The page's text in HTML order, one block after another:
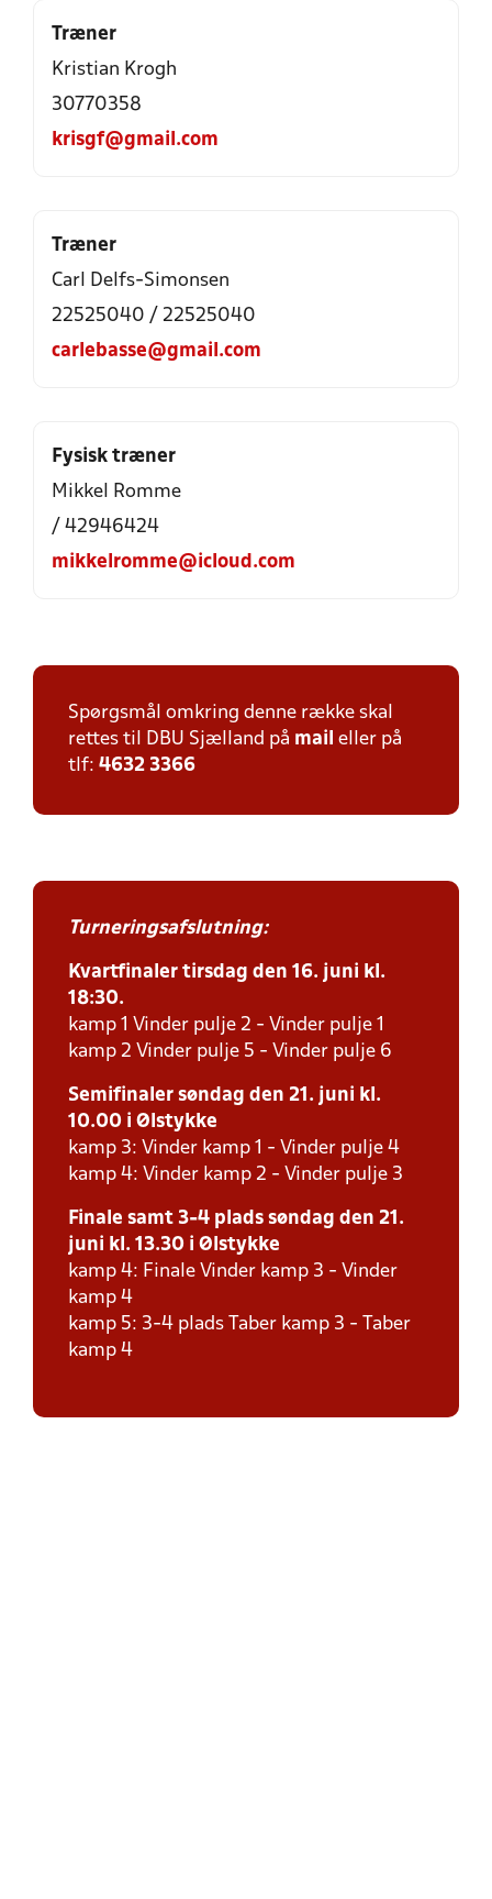
Træner
Kristian Krogh
30770358
krisgf@gmail.com
Træner
Carl Delfs-Simonsen
22525040 / 22525040
carlebasse@gmail.com
Fysisk træner
Mikkel Romme
/ 42946424
mikkelromme@icloud.com
Spørgsmål omkring denne række skal
rettes til DBU Sjælland på mail eller på
tlf: 4632 3366
Turneringsafslutning:
Kvartfinaler tirsdag den 16. juni kl.
18:30.
kamp 1 Vinder pulje 2 - Vinder pulje 1
kamp 2 Vinder pulje 5 - Vinder pulje 6
Semifinaler søndag den 21. juni kl.
10.00 i Ølstykke
kamp 3: Vinder kamp 1 - Vinder pulje 4
kamp 4: Vinder kamp 2 - Vinder pulje 3
Finale samt 3-4 plads søndag den 21.
juni kl. 13.30 i Ølstykke
kamp 4: Finale Vinder kamp 3 - Vinder
kamp 4
kamp 5: 3-4 plads Taber kamp 3 - Taber
kamp 4